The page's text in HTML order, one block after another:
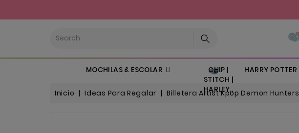
MOCHILAS & ESCOLAR
CHIP |
STITCH |
HARLEY..
HARRY POTTER
Inicio Ideas Para Regalar Billetera Artist Kpop Demon Hunters